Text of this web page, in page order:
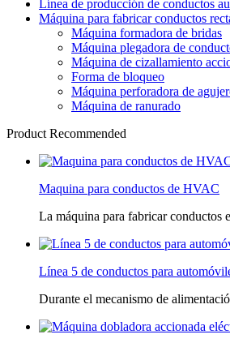
Línea de producción de conductos
Máquina para fabricar conductos
Máquina formadora de bridas
Máquina plegadora de
Máquina de cizallamiento
Forma de bloqueo
Máquina perforadora de
Máquina de ranurado
Product Recommended
Maquina para conductos de HVAC
La máquina para fabricar conductos
Línea 5 de conductos para
Durante el mecanismo de